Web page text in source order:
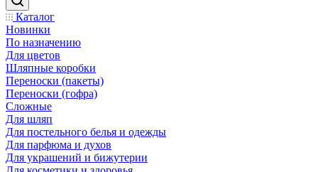
Каталог
Новинки
По назначению
Для цветов
Шляпные коробки
Переноски (пакеты)
Переноски (гофра)
Сложные
Для шляп
Для постельного белья и одежды
Для парфюма и духов
Для украшений и бижутерии